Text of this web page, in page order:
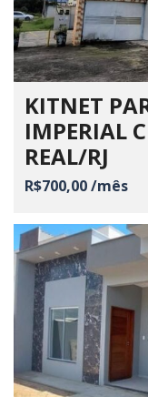
KITNET
IMPERIAL
REAL/RJ
R$700,00 /mês